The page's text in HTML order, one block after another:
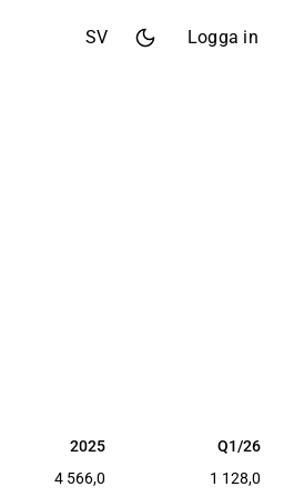
SV Logga in
2025 Q1/26
2025
Q1/26
4 566,0
1 128,0